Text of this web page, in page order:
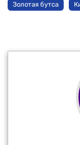
Золотая бутса